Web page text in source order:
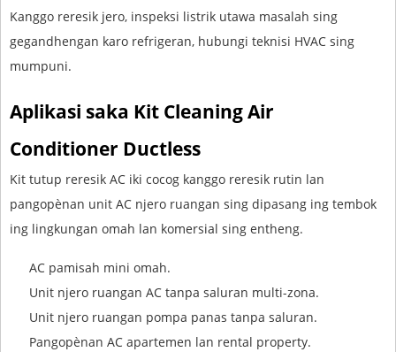
Kanggo reresik jero, inspeksi listrik utawa masalah sing
gegandhengan karo refrigeran, hubungi teknisi HVAC sing
mumpuni.
Aplikasi saka Kit Cleaning Air
Conditioner Ductless
Kit tutup reresik AC iki cocog kanggo reresik rutin lan
pangopènan unit AC njero ruangan sing dipasang ing tembok
ing lingkungan omah lan komersial sing entheng.
AC pamisah mini omah.
Unit njero ruangan AC tanpa saluran multi-zona.
Unit njero ruangan pompa panas tanpa saluran.
Pangopènan AC apartemen lan rental property.